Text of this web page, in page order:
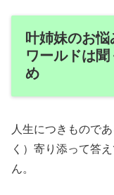
叶姉妹のお
ワールドは
め
人生につきもので
く）寄り添って答
ん。